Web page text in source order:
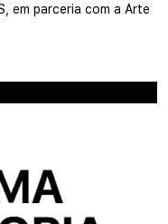
em parceria com a Arte